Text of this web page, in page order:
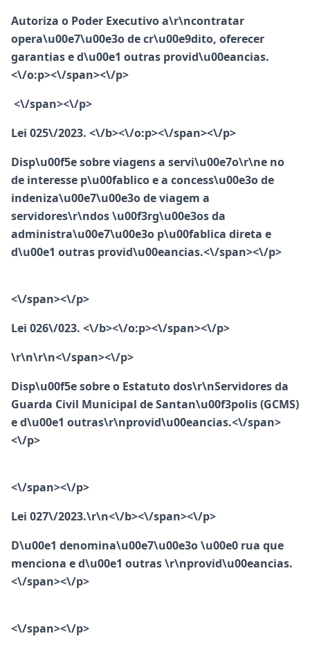
Autoriza o Poder Executivo a\r\ncontratar
opera\u00e7\u00e3o de cr\u00e9dito, oferecer
garantias e d\u00e1 outras provid\u00eancias.
<\/o:p><\/span><\/p>
<\/span><\/p>
Lei 025\/2023. <\/b><\/o:p><\/span><\/p>
Disp\u00f5e sobre viagens a servi\u00e7o\r\ne no
de interesse p\u00fablico e a concess\u00e3o de
indeniza\u00e7\u00e3o de viagem a
servidores\r\ndos \u00f3rg\u00e3os da
administra\u00e7\u00e3o p\u00fablica direta e
d\u00e1 outras provid\u00eancias.<\/span><\/p>
<\/span><\/p>
Lei 026\/023. <\/b><\/o:p><\/span><\/p>
\r\n\r\n<\/span><\/p>
Disp\u00f5e sobre o Estatuto dos\r\nServidores da
Guarda Civil Municipal de Santan\u00f3polis (GCMS)
e d\u00e1 outras\r\nprovid\u00eancias.<\/span>
<\/p>
<\/span><\/p>
Lei 027\/2023.\r\n<\/b><\/span><\/p>
D\u00e1 denomina\u00e7\u00e3o \u00e0 rua que
menciona e d\u00e1 outras \r\nprovid\u00eancias.
<\/span><\/p>
<\/span><\/p>